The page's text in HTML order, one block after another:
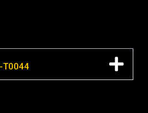
T0044